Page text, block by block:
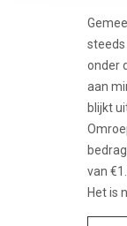
steeds
onder
aan
blijkt
van
Het is